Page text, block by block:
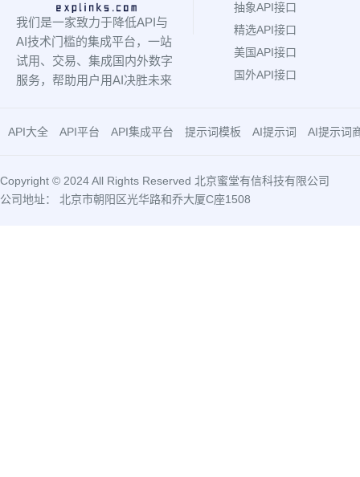
我们是一家致力于降低API与
AI技术门槛的集成平台，一站
试用、交易、集成国内外数字
服务，帮助用户用AI决胜未来
抽象API接口
精选API接口
美国API接口
国外API接口
API大全 API平台 API集成平台 提示词模板 AI提示词 AI提示词
Copyright © 2024 All Rights Reserved 北京蜜堂有信科技有限公司
公司地址： 北京市朝阳区光华路和乔大厦C座1508